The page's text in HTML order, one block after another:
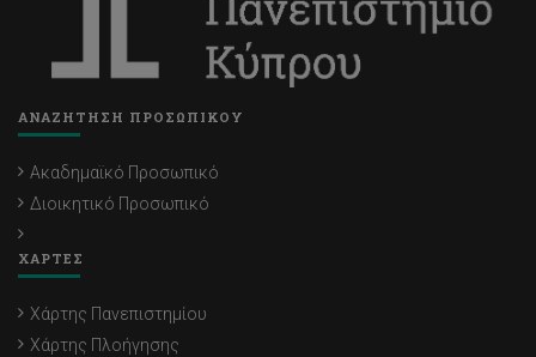
ΑΝΑΖΗΤΗΣΗ ΠΡΟΣΩΠΙΚΟΥ
Ακαδημαϊκό Προσωπικό
Διοικητικό Προσωπικό
ΧΑΡΤΕΣ
Χάρτης Πανεπιστημίου
Χάρτης Πλοήγησης